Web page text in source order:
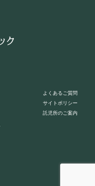
よくあるご質問
サイトポリシー
託児所のご案内